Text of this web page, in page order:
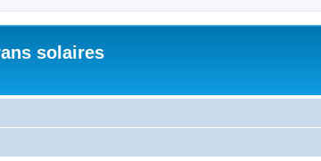
solaires